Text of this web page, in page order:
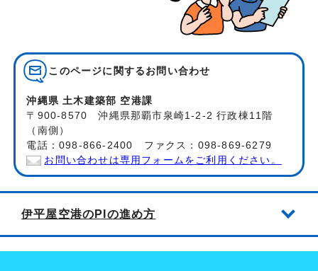
このページに関する お問い合わせ
沖縄県 土木建築部 空港課
〒900-8570 沖縄県那覇市泉崎1-2-2 行政棟11階
（南側）
電話：098-866-2400 ファクス：098-869-6279
お問い合わせは専用フォームをご利用ください。
伊平屋空港のPIの進め方